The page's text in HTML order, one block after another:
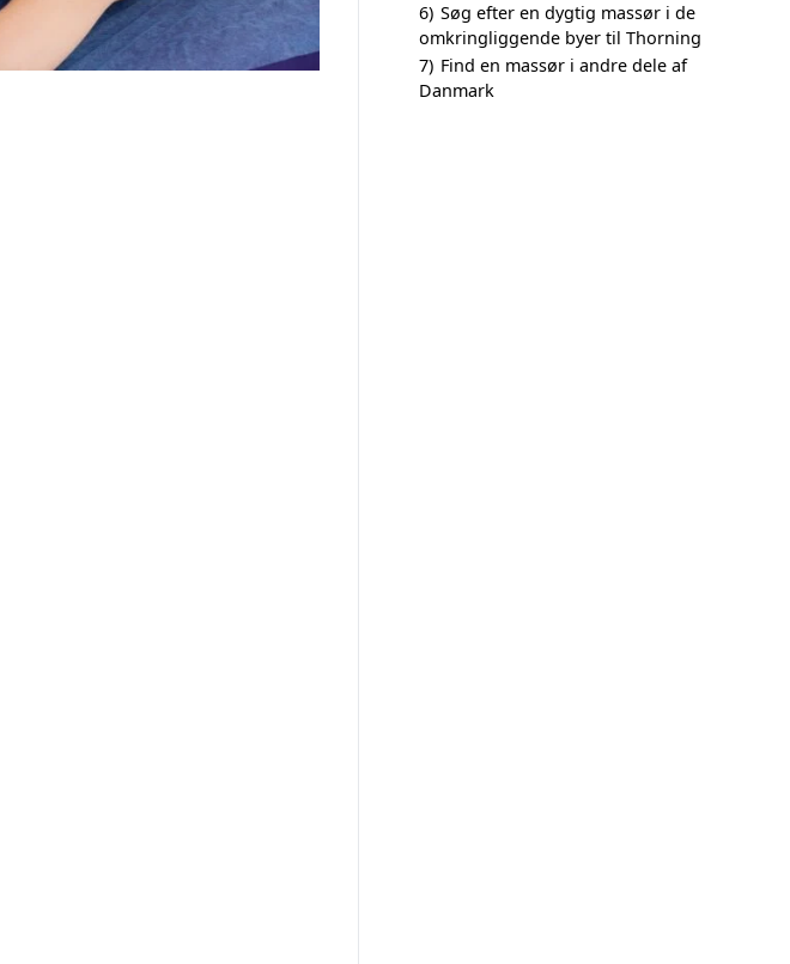
6) Søg efter en dygtig massør i de
omkringliggende byer til Thorning
7) Find en massør i andre dele af
Danmark